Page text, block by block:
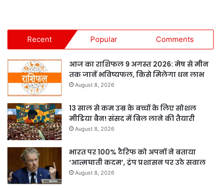
Recent Popular Comments
आज का राशिफल 9 अगस्त 2026: मेष से मीन
तक जानें भविष्यफल, किसे मिलेगा धन लाभ
August 8, 2026
13 साल से कम उम्र के बच्चों के लिए सोशल
मीडिया बैन! संसद में बिल लाने की तैयारी
August 8, 2026
भारत पर 100% टैरिफ को अपनों ने बताया
‘आत्मघाती कदम’, ट्रंप प्रशासन पर उठे सवाल
August 8, 2026